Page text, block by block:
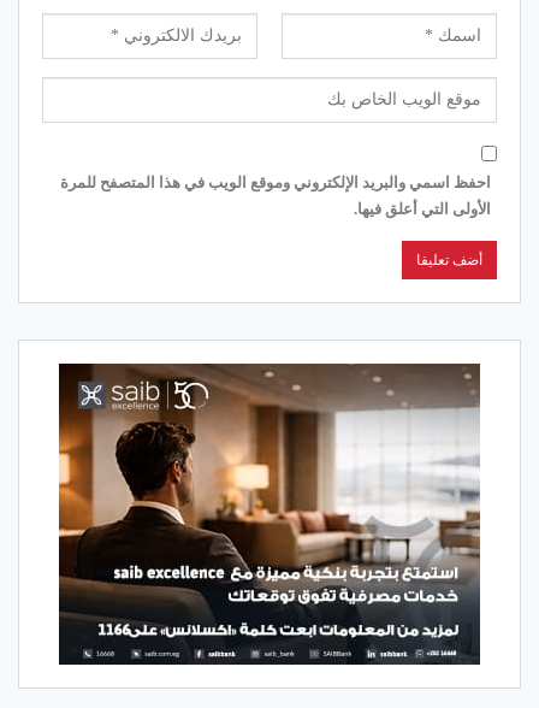
احفظ اسمي والبريد الإلكتروني وموقع الويب في هذا المتصفح للمرة
الأولى التي أعلق فيها.